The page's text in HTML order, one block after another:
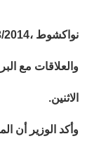
والعلاقات مع
الاثنين.
وأكد الوزير أن